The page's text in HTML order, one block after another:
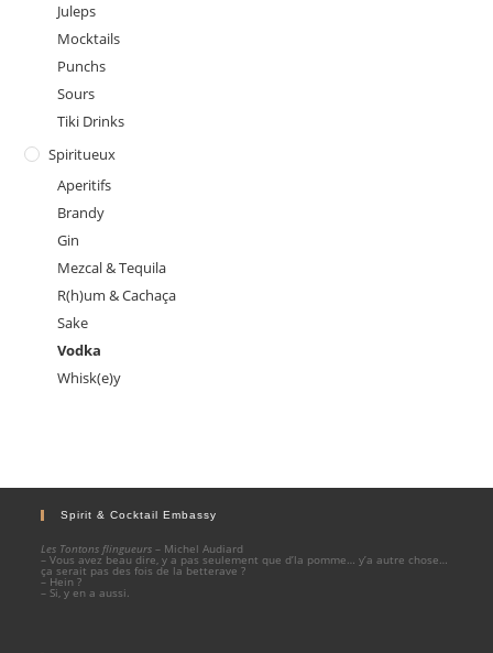
Juleps
Mocktails
Punchs
Sours
Tiki Drinks
Spiritueux
Aperitifs
Brandy
Gin
Mezcal & Tequila
R(h)um & Cachaça
Sake
Vodka
Whisk(e)y
Spirit & Cocktail Embassy
Les Tontons flingueurs – Michel Audiard
– Vous avez beau dire, y a pas seulement que d’la pomme… y’a autre chose…
ça serait pas des fois de la betterave ?
– Hein ?
– Si, y en a aussi.